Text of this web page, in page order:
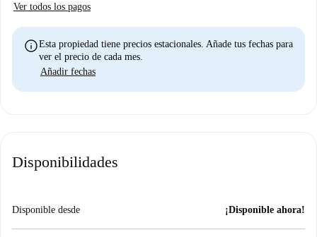
Ver todos los pagos
infoEsta propiedad tiene precios estacionales. Añade tus fechas para
ver el precio de cada mes.
Añadir fechas
Disponibilidades
Disponible desde ¡Disponible ahora!